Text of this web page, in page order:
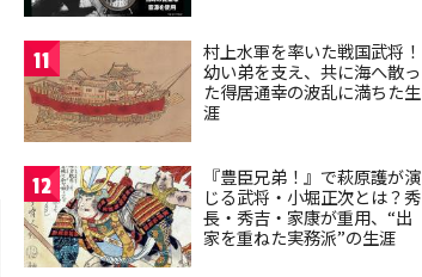
11
村上水軍を率いた戦国武将！
幼い弟を支え、共に海へ散っ
た得居通幸の波乱に満ちた生
涯
12
『豊臣兄弟！』で萩原護が演
じる武将・小堀正次とは？秀
長・秀吉・家康が重用、“出
家を重ねた実務派”の生涯